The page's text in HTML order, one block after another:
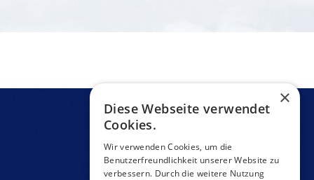
×
Diese Webseite verwendet
Cookies.
Wir verwenden Cookies, um die
Benutzerfreundlichkeit unserer Website zu
verbessern. Durch die weitere Nutzung